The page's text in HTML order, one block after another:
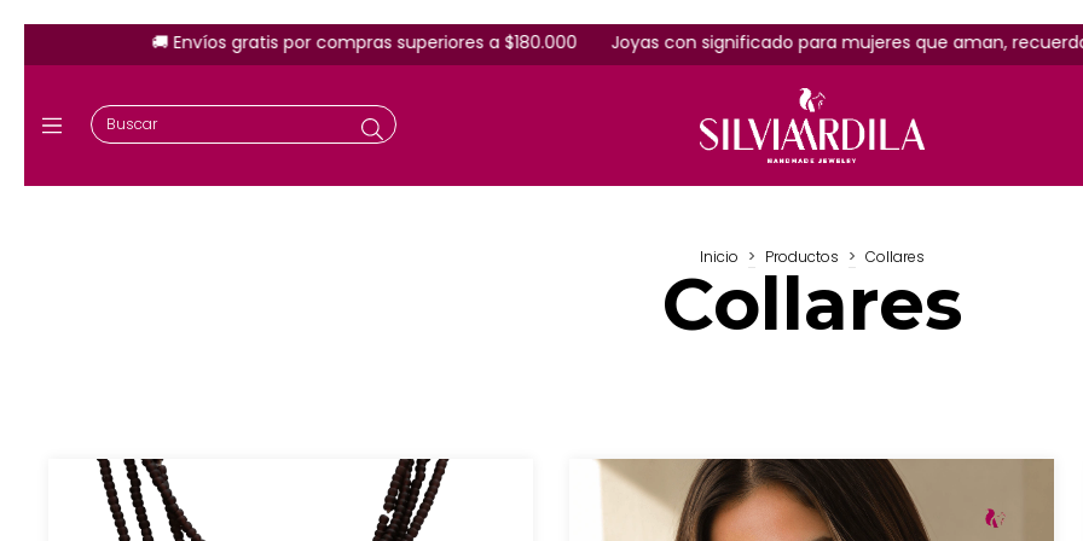
🚚 Envíos gratis por compras superiores a $180.000 Joyas con significado para mujeres que aman, recuerdan y
Inicio > Productos > Collares
Collares